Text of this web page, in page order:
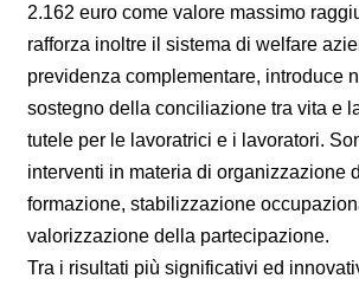
2.162 euro come valore massimo
rafforza inoltre il sistema di welfare
previdenza complementare, introduce
sostegno della conciliazione tra vita e
tutele per le lavoratrici e i lavoratori.
interventi in materia di organizzazione
formazione, stabilizzazione
valorizzazione della partecipazione.
Tra i risultati più significativi ed